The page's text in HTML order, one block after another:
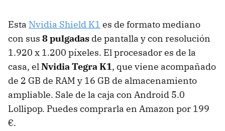
Esta Nvidia Shield K1 es de formato mediano
con sus 8 pulgadas de pantalla y con resolución
1.920 x 1.200 píxeles. El procesador es de la
casa, elNvidia Tegra K1, que viene acompañado
de 2 GB de RAM y 16 GB de almacenamiento
ampliable. Sale de la caja con Android 5.0
Lollipop. Puedes comprarla en Amazon por 199
€.